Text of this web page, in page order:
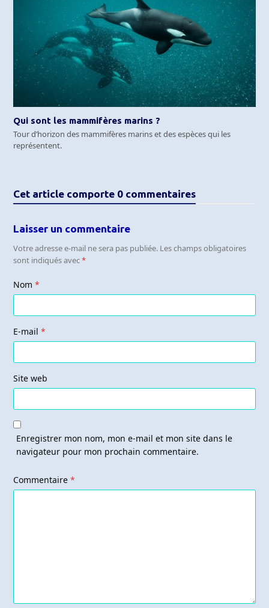
Qui sont les mammifères marins ?
Tour d’horizon des mammifères marins et des espèces qui les
représentent.
Cet article comporte 0 commentaires
Laisser un commentaire
Votre adresse e-mail ne sera pas publiée. Les champs obligatoires
sont indiqués avec*
Nom*
E-mail*
Site web
Enregistrer mon nom, mon e-mail et mon site dans le
navigateur pour mon prochain commentaire.
Commentaire*